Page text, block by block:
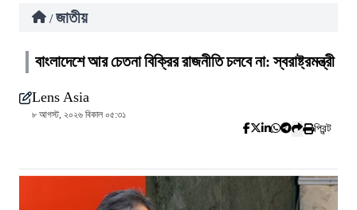
/ জাতীয়
বাংলাদেশে আর চেতনা বিক্রির রাজনীতি চলবে না: স্বরাষ্ট্রমন্ত্রী
Lens Asia
৮ আগস্ট, ২০২৬ বিকাল ০৫:৩১
প্রিন্ট